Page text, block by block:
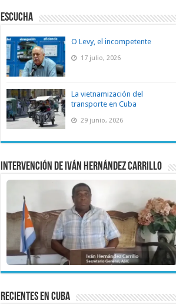
ESCUCHA
O Levy, el incompetente
17 julio, 2026
La vietnamización del
transporte en Cuba
29 junio, 2026
Intervención de Iván Hernández Carrillo
recientes en cuba